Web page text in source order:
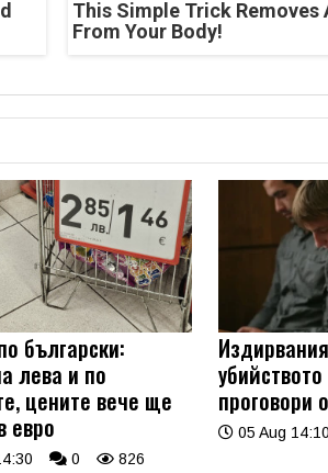
This Simple Trick Removes
From Your Body!
български:
лева и по
цените вече ще
евро
0 826
проговори
05 Aug 14:10